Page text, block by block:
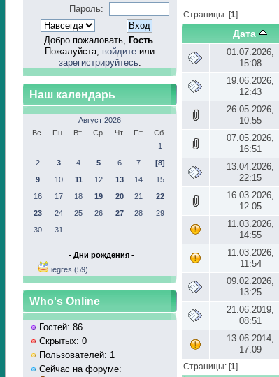
Пароль:
Добро пожаловать, Гость.
Пожалуйста, войдите или
зарегистрируйтесь.
Наш календарь
Август 2026
Вс.
Пн. Вт. Ср. Чт. Пт.
Сб.
1
2
3 4 5 6 7
[8]
9
10 11 12 13 14
15
16
17 18 19 20 21
22
23
24 25 26 27 28
29
30
31
- Дни рождения -
iegres (59)
Who's Online
Гостей: 86
Скрытых: 0
Пользователей: 1
Сейчас на форуме:
Страницы: [1]
Дата
01.07.2026,
15:08
19.06.2026,
12:43
26.05.2026,
10:55
07.05.2026,
16:51
13.04.2026,
22:15
16.03.2026,
12:05
11.03.2026,
14:55
11.03.2026,
11:54
09.02.2026,
13:25
21.06.2019,
08:51
13.06.2014,
17:09
Страницы: [1]